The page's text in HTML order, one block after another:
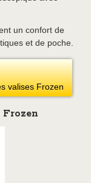
un confort de
et de poche.
valises Frozen